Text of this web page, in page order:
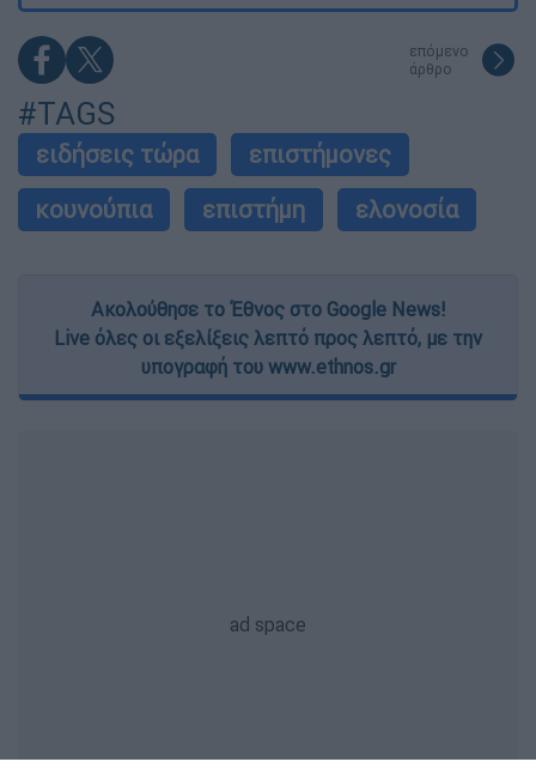
επόμενο
άρθρο
#TAGS
ειδήσεις τώρα
επιστήμονες
κουνούπια
επιστήμη ελονοσία
Ακολούθησε το Έθνος στο Google News!
Live όλες οι εξελίξεις λεπτό προς λεπτό, με την
υπογραφή του www.ethnos.gr